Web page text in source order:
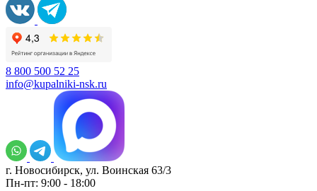
8 800 500 52 25
info@kupalniki-nsk.ru
г. Новосибирск, ул. Воинская 63/3
Пн-пт: 9:00 - 18:00